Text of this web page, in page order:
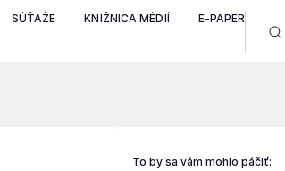
SÚŤAŽE KNIŽNICA MÉDIÍ E-PAPER
To by sa vám mohlo páčiť: